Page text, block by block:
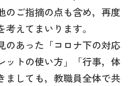
のご指摘の点も含め，再度
えてまいります。
のあった「コロナ下の対応
ットの使い方」「行事，体
ましても，教職員全体で共